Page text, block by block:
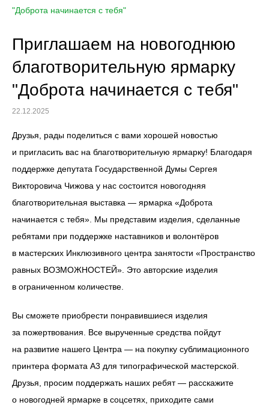
"Доброта начинается с тебя"
Приглашаем на новогоднюю
благотворительную ярмарку
"Доброта начинается с тебя"
22.12.2025
Друзья, рады поделиться с вами хорошей новостью
и пригласить вас на благотворительную ярмарку! Благодаря
поддержке депутата Государственной Думы Сергея
Викторовича Чижова у нас состоится новогодняя
благотворительная выставка — ярмарка «Доброта
начинается с тебя». Мы представим изделия, сделанные
ребятами при поддержке наставников и волонтёров
в мастерских Инклюзивного центра занятости «Пространство
равных ВОЗМОЖНОСТЕЙ». Это авторские изделия
в ограниченном количестве.
Вы сможете приобрести понравившиеся изделия
за пожертвования. Все вырученные средства пойдут
на развитие нашего Центра — на покупку сублимационного
принтера формата А3 для типографической мастерской.
Друзья, просим поддержать наших ребят — расскажите
о новогодней ярмарке в соцсетях, приходите сами